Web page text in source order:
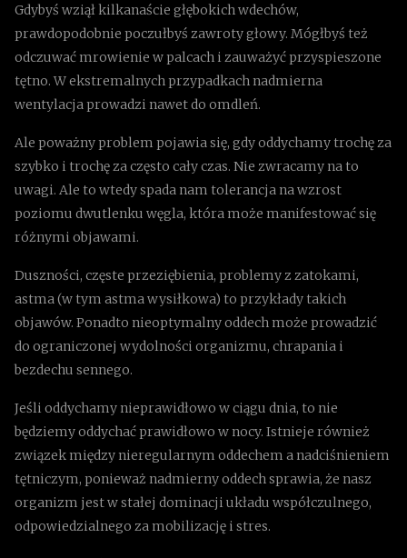
Gdybyś wziął kilkanaście głębokich wdechów,
prawdopodobnie poczułbyś zawroty głowy. Mógłbyś też
odczuwać mrowienie w palcach i zauważyć przyspieszone
tętno. W ekstremalnych przypadkach nadmierna
wentylacja prowadzi nawet do omdleń.
Ale poważny problem pojawia się, gdy oddychamy trochę za
szybko i trochę za często cały czas. Nie zwracamy na to
uwagi. Ale to wtedy spada nam tolerancja na wzrost
poziomu dwutlenku węgla, która może manifestować się
różnymi objawami.
Duszności, częste przeziębienia, problemy z zatokami,
astma (w tym astma wysiłkowa) to przykłady takich
objawów. Ponadto nieoptymalny oddech może prowadzić
do ograniczonej wydolności organizmu, chrapania i
bezdechu sennego.
Jeśli oddychamy nieprawidłowo w ciągu dnia, to nie
będziemy oddychać prawidłowo w nocy. Istnieje również
związek między nieregularnym oddechem a nadciśnieniem
tętniczym, ponieważ nadmierny oddech sprawia, że nasz
organizm jest w stałej dominacji układu współczulnego,
odpowiedzialnego za mobilizację i stres.